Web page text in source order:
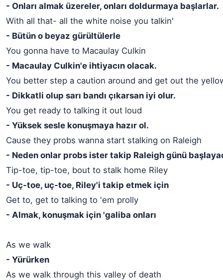
- Onları almak üzereler, onları doldurmaya başlarlar.
With all that- all the white noise you talkin'
- Bütün o beyaz gürültülerle
You gonna have to Macaulay Culkin
- Macaulay Culkin'e ihtiyacın olacak.
You better step a caution around and get out the
- Dikkatli olup sarı bandı çıkarsan iyi olur.
You get ready to talking it out loud
- Yüksek sesle konuşmaya hazır ol.
Cause they probs wanna start stalking on Raleigh
- Neden onlar probs ister takip Raleigh günü
Tip-toe, tip-toe, bout to stalk home Riley
- Uç-toe, uç-toe, Riley'i takip etmek için
Get to, get to talking to 'em prolly
- Almak, konuşmak için 'galiba onları
As we walk
- Yürürken
As we walk through this valley of death